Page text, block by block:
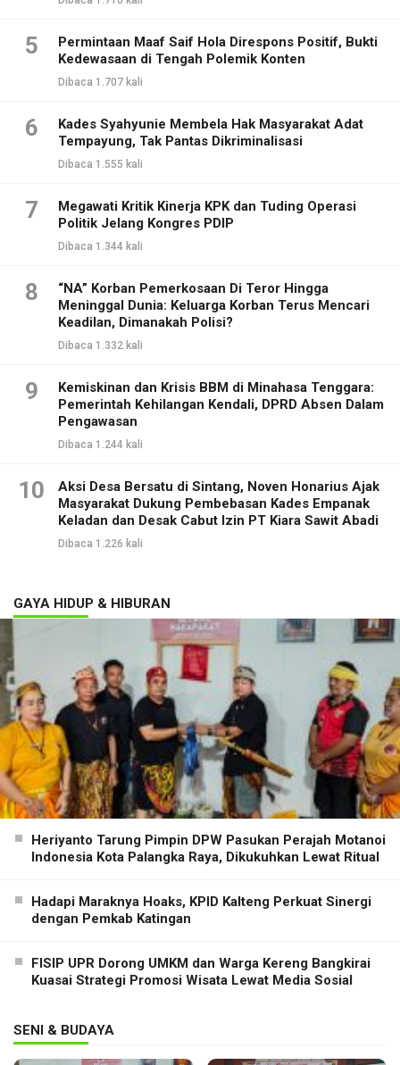
5
Permintaan Maaf Saif Hola Direspons Positif, Bukti
Kedewasaan di Tengah Polemik Konten
Dibaca 1.707 kali
6
Kades Syahyunie Membela Hak Masyarakat Adat
Tempayung, Tak Pantas Dikriminalisasi
Dibaca 1.555 kali
7
Megawati Kritik Kinerja KPK dan Tuding Operasi
Politik Jelang Kongres PDIP
Dibaca 1.344 kali
8
“NA” Korban Pemerkosaan Di Teror Hingga
Meninggal Dunia: Keluarga Korban Terus Mencari
Keadilan, Dimanakah Polisi?
Dibaca 1.332 kali
9
Kemiskinan dan Krisis BBM di Minahasa Tenggara:
Pemerintah Kehilangan Kendali, DPRD Absen Dalam
Pengawasan
Dibaca 1.244 kali
10
Aksi Desa Bersatu di Sintang, Noven Honarius Ajak
Masyarakat Dukung Pembebasan Kades Empanak
Keladan dan Desak Cabut Izin PT Kiara Sawit Abadi
Dibaca 1.226 kali
GAYA HIDUP & HIBURAN
Heriyanto Tarung Pimpin DPW Pasukan Perajah Motanoi
Indonesia Kota Palangka Raya, Dikukuhkan Lewat Ritual
Hadapi Maraknya Hoaks, KPID Kalteng Perkuat Sinergi
dengan Pemkab Katingan
FISIP UPR Dorong UMKM dan Warga Kereng Bangkirai
Kuasai Strategi Promosi Wisata Lewat Media Sosial
SENI & BUDAYA